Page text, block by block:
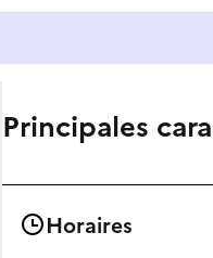
Principales
Horaires